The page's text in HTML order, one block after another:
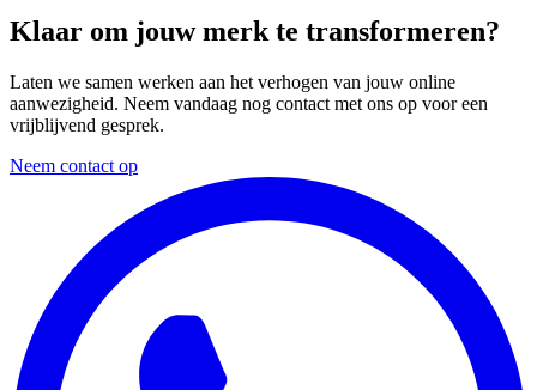
Klaar om jouw merk te transformeren?
Laten we samen werken aan het verhogen van jouw online
aanwezigheid. Neem vandaag nog contact met ons op voor een
vrijblijvend gesprek.
Neem contact op